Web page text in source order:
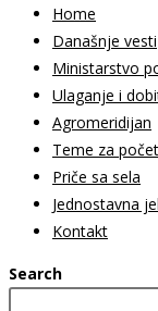
Home
Današnje vesti
Ministarstvo
Ulaganje i
Agromeridijan
Teme za
Priče sa sela
Jednostavna
Kontakt
Search